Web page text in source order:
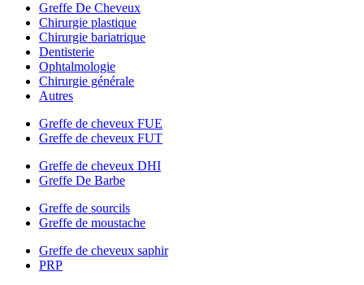
Greffe De Cheveux
Chirurgie plastique
Chirurgie bariatrique
Dentisterie
Ophtalmologie
Chirurgie générale
Autres
Greffe de cheveux FUE
Greffe de cheveux FUT
Greffe de cheveux DHI
Greffe De Barbe
Greffe de sourcils
Greffe de moustache
Greffe de cheveux saphir
PRP